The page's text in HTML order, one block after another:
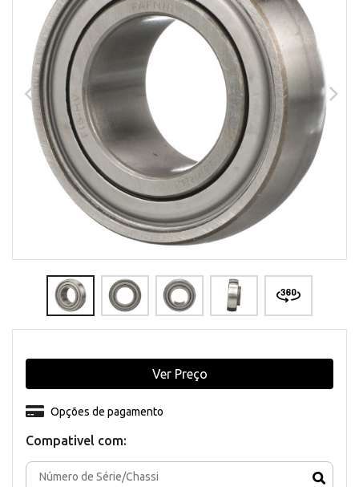
Compativel com:
Opções de pagamento
Ver Preço